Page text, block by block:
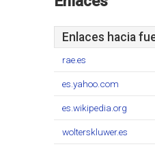
Enlaces hacia
rae.es
es.yahoo.com
es.wikipedia.org
wolterskluwer.es